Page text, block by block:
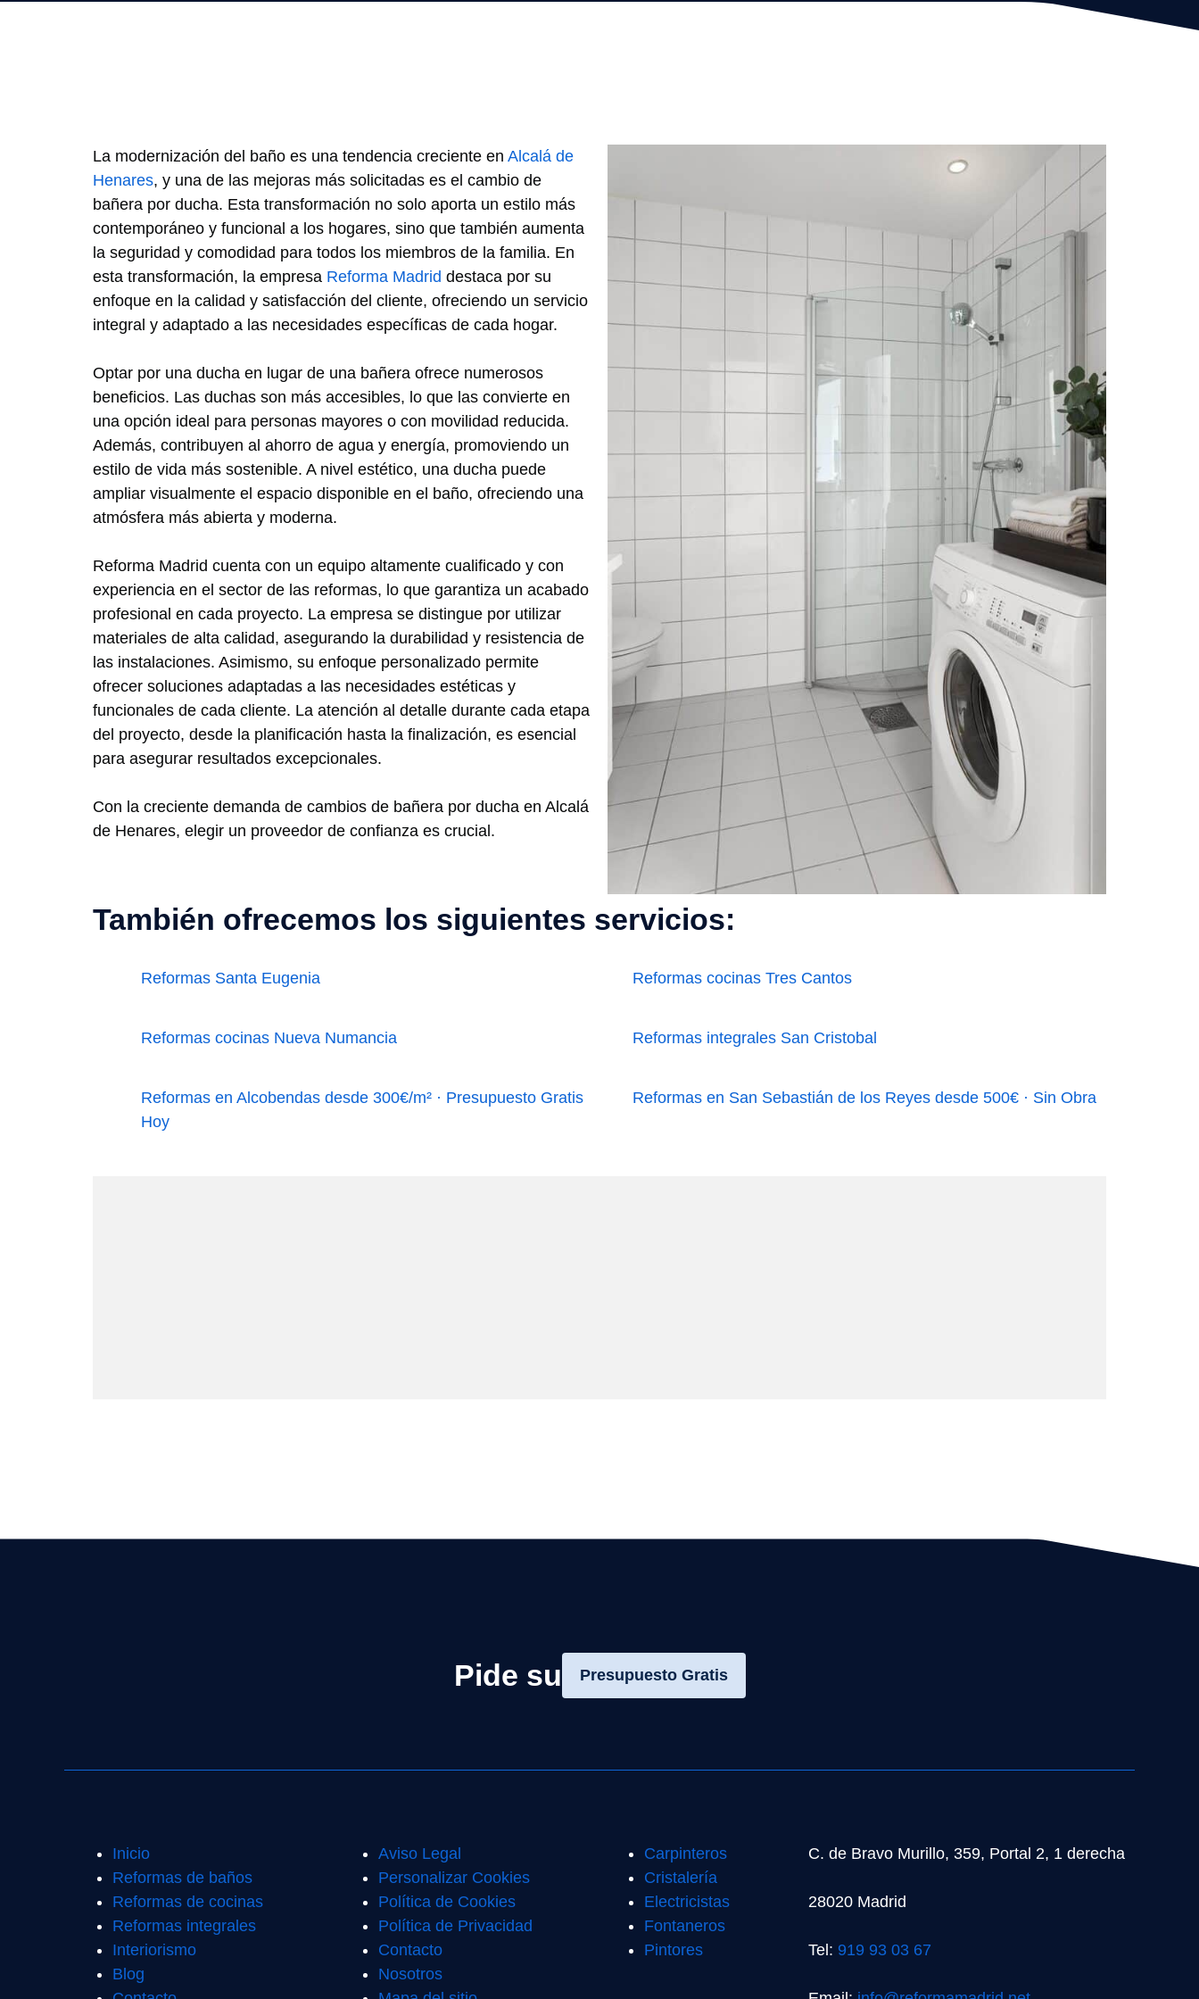
La modernización del baño es una tendencia creciente en Alcalá de
Henares, y una de las mejoras más solicitadas es el cambio de
bañera por ducha. Esta transformación no solo aporta un estilo más
contemporáneo y funcional a los hogares, sino que también aumenta
la seguridad y comodidad para todos los miembros de la familia. En
esta transformación, la empresa Reforma Madrid destaca por su
enfoque en la calidad y satisfacción del cliente, ofreciendo un servicio
integral y adaptado a las necesidades específicas de cada hogar.
Optar por una ducha en lugar de una bañera ofrece numerosos
beneficios. Las duchas son más accesibles, lo que las convierte en
una opción ideal para personas mayores o con movilidad reducida.
Además, contribuyen al ahorro de agua y energía, promoviendo un
estilo de vida más sostenible. A nivel estético, una ducha puede
ampliar visualmente el espacio disponible en el baño, ofreciendo una
atmósfera más abierta y moderna.
Reforma Madrid cuenta con un equipo altamente cualificado y con
experiencia en el sector de las reformas, lo que garantiza un acabado
profesional en cada proyecto. La empresa se distingue por utilizar
materiales de alta calidad, asegurando la durabilidad y resistencia de
las instalaciones. Asimismo, su enfoque personalizado permite
ofrecer soluciones adaptadas a las necesidades estéticas y
funcionales de cada cliente. La atención al detalle durante cada etapa
del proyecto, desde la planificación hasta la finalización, es esencial
para asegurar resultados excepcionales.
Con la creciente demanda de cambios de bañera por ducha en Alcalá
de Henares, elegir un proveedor de confianza es crucial.
También ofrecemos los siguientes servicios:
Reformas Santa Eugenia Reformas cocinas Tres Cantos
Reformas cocinas Nueva Numancia Reformas integrales San Cristobal
Reformas en Alcobendas desde 300€/m² · Presupuesto Gratis
Hoy
Reformas en San Sebastián de los Reyes desde 500€ · Sin Obra
Pide su Presupuesto Gratis
Inicio
Reformas de baños
Reformas de cocinas
Reformas integrales
Interiorismo
Blog
Aviso Legal
Personalizar Cookies
Política de Cookies
Política de Privacidad
Contacto
Nosotros
Carpinteros
Cristalería
Electricistas
Fontaneros
Pintores
C. de Bravo Murillo, 359, Portal 2, 1 derecha
28020 Madrid
Tel: 919 93 03 67